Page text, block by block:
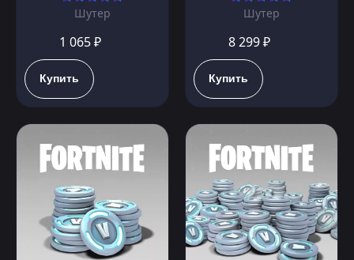
Шутер
1 065 ₽
Купить
Шутер
8 299 ₽
Купить